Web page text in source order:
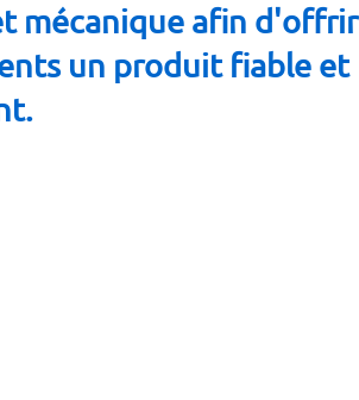
mécanique afin d'offrir
un produit fiable et